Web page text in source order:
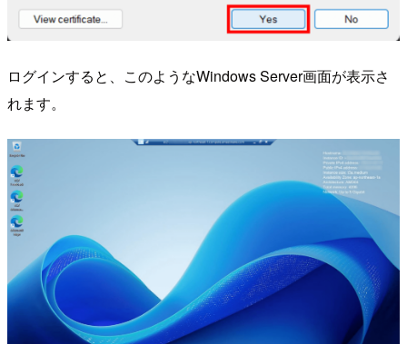
ログインすると、このようなWindows Server画面が表示さ
れます。